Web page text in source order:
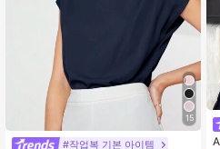
15
#작업복 기본 아이템